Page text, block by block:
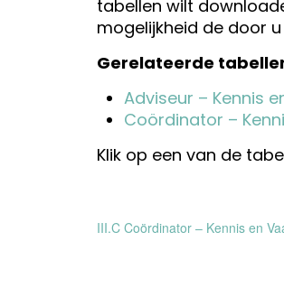
tabellen wilt
mogelijkheid de door
Gerelateerde
Adviseur – Kennis
Coördinator –
Klik op een van de
Bericht
III.C Coördinator – Kennis en